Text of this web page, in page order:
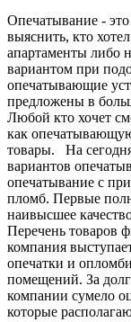
Опечатывание -
выяснить, кто
апартаменты либо
вариантом при
опечатывающие
предложены в
Любой кто хочет
как
товары. На
вариантов
опечатывание с
пломб. Первые
наивысшее
Перечень товаров
компания
опечатки и
помещений. За
компании сумело
которые